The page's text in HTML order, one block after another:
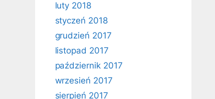
luty 2018
styczeń 2018
grudzień 2017
listopad 2017
październik 2017
wrzesień 2017
sierpień 2017